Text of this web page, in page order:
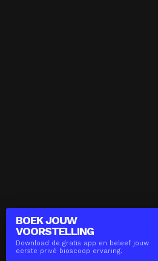
BOEK JOUW
VOORSTELLING
Download de gratis app en beleef jouw
eerste privé bioscoop ervaring.